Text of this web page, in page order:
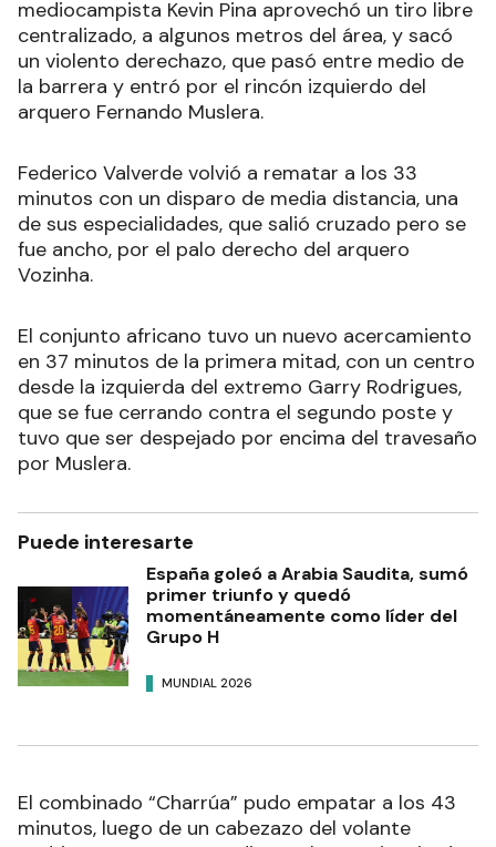
mediocampista Kevin Pina aprovechó un tiro libre
centralizado, a algunos metros del área, y sacó
un violento derechazo, que pasó entre medio de
la barrera y entró por el rincón izquierdo del
arquero Fernando Muslera.
Federico Valverde volvió a rematar a los 33
minutos con un disparo de media distancia, una
de sus especialidades, que salió cruzado pero se
fue ancho, por el palo derecho del arquero
Vozinha.
El conjunto africano tuvo un nuevo acercamiento
en 37 minutos de la primera mitad, con un centro
desde la izquierda del extremo Garry Rodrigues,
que se fue cerrando contra el segundo poste y
tuvo que ser despejado por encima del travesaño
por Muslera.
Puede interesarte
España goleó a Arabia Saudita, sumó
primer triunfo y quedó
momentáneamente como líder del
Grupo H
MUNDIAL 2026
El combinado “Charrúa” pudo empatar a los 43
minutos, luego de un cabezazo del volante